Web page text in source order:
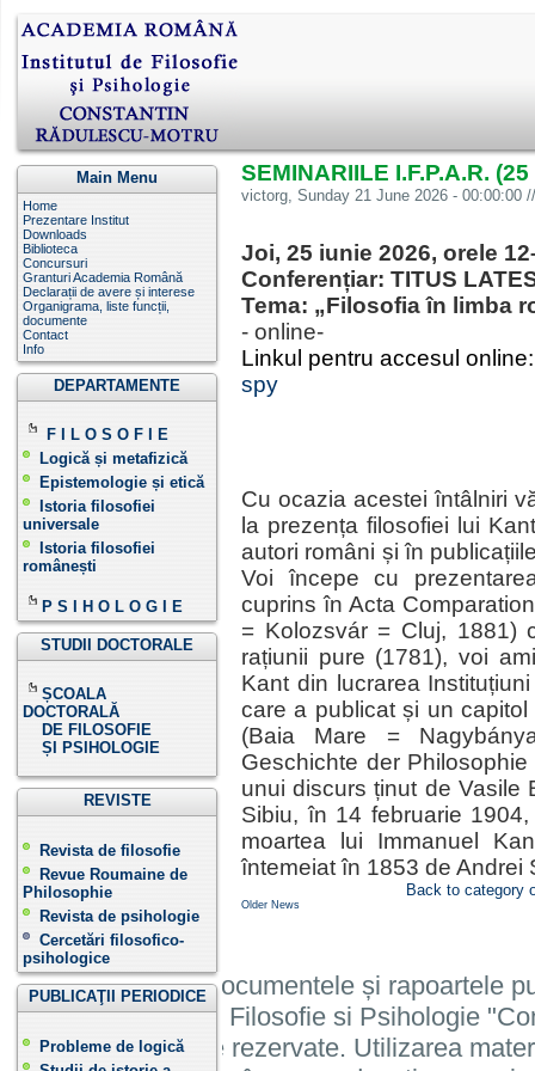
Main Menu
Home
Prezentare Institut
Downloads
Biblioteca
Concursuri
Granturi Academia Română
Declarații de avere și interese
Organigrama, liste funcții,
documente
Contact
Info
DEPARTAMENTE
F I L O S O F I E
Logică și metafizică
Epistemologie și etică
Istoria filosofiei
universale
Istoria filosofiei
românești
P S I H O L O G I E
STUDII DOCTORALE
ȘCOALA
DOCTORALĂ
DE FILOSOFIE
ȘI PSIHOLOGIE
REVISTE
Revista de filosofie
Revue Roumaine de
Philosophie
Revista de psihologie
Cercetări filosofico-
psihologice
PUBLICAŢII PERIODICE
Probleme de logică
SEMINARIILE I.F.P.A.R.
victorg, Sunday 21 June 2026 - 00:00:00 //
Joi, 25 iunie 2026 , orele
Conferențiar: TITUS
Tema: „Filosofia în limba
- online-
Linkul pentru accesul
spy
Cu ocazia acestei întâlniri
la prezența filosofiei lui
autori români și în
Voi începe cu
cuprins în Acta
= Kolozsvár = Cluj, 1881)
rațiunii pure (1781), voi
Kant din lucrarea
care a publicat și un
(Baia Mare =
Geschichte der
unui discurs ținut de Vasile
Sibiu, în 14 februarie
moartea lui Immanuel
întemeiat în 1853 de Andrei
Back to category
Older News
Informatiile, documentele și rapoartele
Institutului de Filosofie si Psihologie
cu toate drepturile rezervate. Utilizarea